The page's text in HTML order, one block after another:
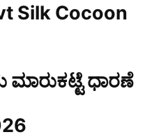
Silk Cocoon
ಮಾರುಕಟ್ಟೆ ಧಾರಣೆ